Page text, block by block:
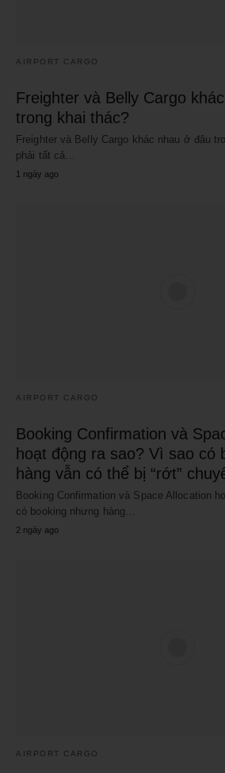
AIRPORT CARGO
Freighter và Belly Cargo
trong khai thác?
Freighter và Belly Cargo khác nhau ở đâu
phải tất cả…
1 ngày ago
AIRPORT CARGO
Booking Confirmation và
hoạt động ra sao? Vì sao có
hàng vẫn có thể bị “rớt”
Booking Confirmation và Space Allocation
có booking nhưng hàng…
2 ngày ago
AIRPORT CARGO